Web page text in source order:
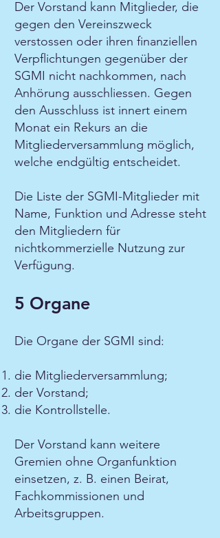
Der Vorstand kann Mitglieder, die
gegen den Vereinszweck
verstossen oder ihren finanziellen
Verpflichtungen gegenüber der
SGMI nicht nachkommen, nach
Anhörung ausschliessen. Gegen
den Ausschluss ist innert einem
Monat ein Rekurs an die
Mitgliederversammlung möglich,
welche endgültig entscheidet.
Die Liste der SGMI-Mitglieder mit
Name, Funktion und Adresse steht
den Mitgliedern für
nichtkommerzielle Nutzung zur
Verfügung.
5 Organe
Die Organe der SGMI sind:
die Mitgliederversammlung;
der Vorstand;
die Kontrollstelle.
Der Vorstand kann weitere
Gremien ohne Organfunktion
einsetzen, z. B. einen Beirat,
Fachkommissionen und
Arbeitsgruppen.